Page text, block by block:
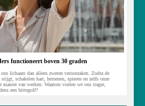
functioneert boven 30 graden
lichaam dan alleen zweten veroorzaken. Zodra de
schakelen hart, hersenen, spieren en zelfs onze
manier van werken. Waarom voelen we ons trager,
een hittegolf?